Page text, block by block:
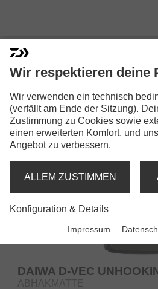
DAIWA D-VEC
ABHAKMATTE
Wir respektieren deine
Wir verwenden ein technisch
(verfällt am Ende der Sitzung).
Zustimmung zu Cookies sowie
einen erweiterten Komfort, und
Angebot zu verbessern.
ALLEM ZUSTIMMEN
Konfiguration & Details
Impressum